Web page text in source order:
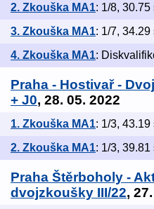
2. Zkouška MA1: 1/8, 30.75
3. Zkouška MA1: 1/7, 34.29
4. Zkouška MA1:
Praha - Hostivař -
+ J0, 28. 05. 2022
1. Zkouška MA1: 1/3, 43.19
2. Zkouška MA1: 1/3, 39.81
Praha Štěrboholy -
dvojzkoušky III/22,